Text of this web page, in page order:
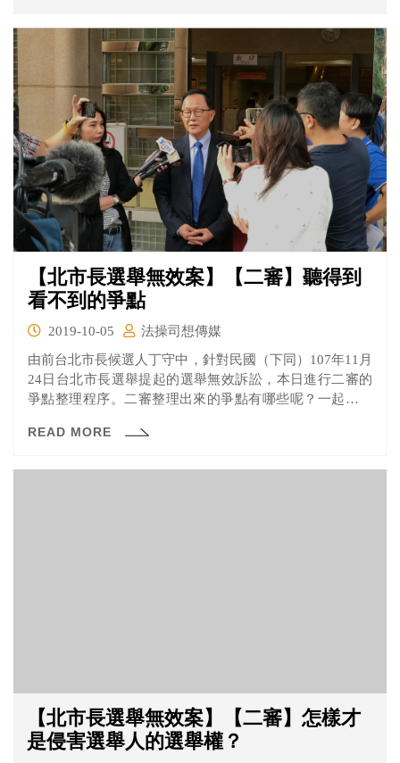
【北市長選舉無效案】【二審】聽得到
看不到的爭點
2019-10-05
法操司想傳媒
由前台北市長候選人丁守中，針對民國（下同）107年11月
24日台北市長選舉提起的選舉無效訴訟，本日進行二審的
爭點整理程序。二審整理出來的爭點有哪些呢？一起來看
READ MORE
【北市長選舉無效案】【二審】怎樣才
是侵害選舉人的選舉權？